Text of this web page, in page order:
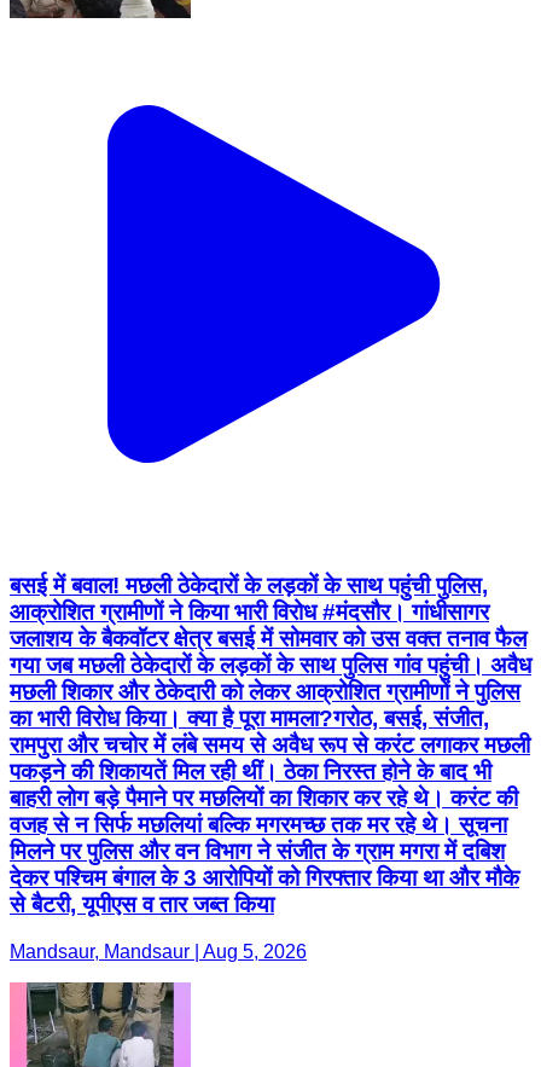
बसई में बवाल! मछली ठेकेदारों के लड़कों के साथ पहुंची पुलिस,
आक्रोशित ग्रामीणों ने किया भारी विरोध #मंदसौर। गांधीसागर
जलाशय के बैकवॉटर क्षेत्र बसई में सोमवार को उस वक्त तनाव फैल
गया जब मछली ठेकेदारों के लड़कों के साथ पुलिस गांव पहुंची। अवैध
मछली शिकार और ठेकेदारी को लेकर आक्रोशित ग्रामीणों ने पुलिस
का भारी विरोध किया। क्या है पूरा मामला?गरोठ, बसई, संजीत,
रामपुरा और चचोर में लंबे समय से अवैध रूप से करंट लगाकर मछली
पकड़ने की शिकायतें मिल रही थीं। ठेका निरस्त होने के बाद भी
बाहरी लोग बड़े पैमाने पर मछलियों का शिकार कर रहे थे। करंट की
वजह से न सिर्फ मछलियां बल्कि मगरमच्छ तक मर रहे थे। सूचना
मिलने पर पुलिस और वन विभाग ने संजीत के ग्राम मगरा में दबिश
देकर पश्चिम बंगाल के 3 आरोपियों को गिरफ्तार किया था और मौके
से बैटरी, यूपीएस व तार जब्त किया
Mandsaur, Mandsaur | Aug 5, 2026